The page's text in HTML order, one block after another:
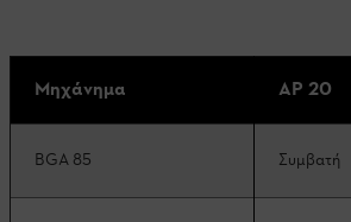
Μηχάνημα AP 20
BGA 85 Συμβατή